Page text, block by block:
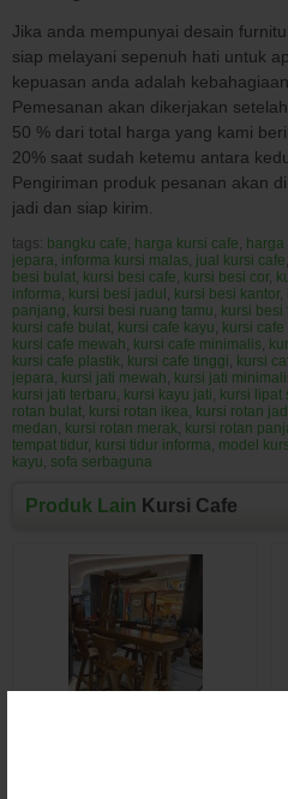
Jika anda mempunyai desain
siap melayani sepenuh hati untuk
kepuasan anda adalah kebahagiaan
Pemesanan akan dikerjakan
50 % dari total harga yang kami
20% saat sudah ketemu antara
Pengiriman produk pesanan akan
jadi dan siap kirim.
tags: bangku cafe, harga kursi cafe, harga
jepara, informa kursi malas, jual kursi cafe,
besi bulat, kursi besi cafe, kursi besi cor,
informa, kursi besi jadul, kursi besi kantor,
panjang, kursi besi ruang tamu, kursi besi
kursi cafe bulat, kursi cafe kayu, kursi cafe
kursi cafe mewah, kursi cafe minimalis,
kursi cafe plastik, kursi cafe tinggi, kursi
jepara, kursi jati mewah, kursi jati
kursi jati terbaru, kursi kayu jati, kursi lipat
rotan bulat, kursi rotan ikea, kursi rotan
medan, kursi rotan merak, kursi rotan
tempat tidur, kursi tidur informa, model
kayu, sofa serbaguna
Produk Lain Kursi Cafe